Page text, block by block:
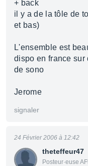
+ back
il y a de la tôle de
et bas)
L'ensemble est
dispo en france sur
de sono
Jerome
signaler
theteffeur47
Posteur·euse
24 Février 2006 à 12:42